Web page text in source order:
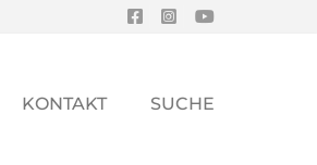
KONTAKT SUCHE